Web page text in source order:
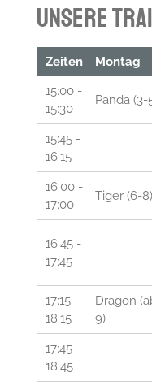
Unsere
Zeiten Montag
15:00 -
15:30
Panda (3-
15:45 -
16:15
16:00 -
17:00
Tiger (6-8)
16:45 -
17:45
17:15 -
18:15
Dragon
9)
17:45 -
18:45